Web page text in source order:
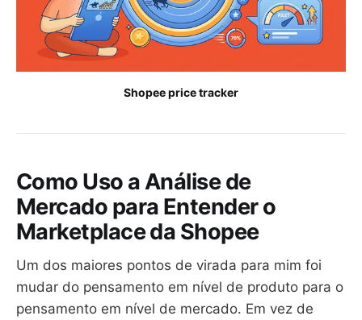
Shopee price tracker
Como Uso a Análise de
Mercado para Entender o
Marketplace da Shopee
Um dos maiores pontos de virada para mim foi
mudar do pensamento em nível de produto para o
pensamento em nível de mercado. Em vez de